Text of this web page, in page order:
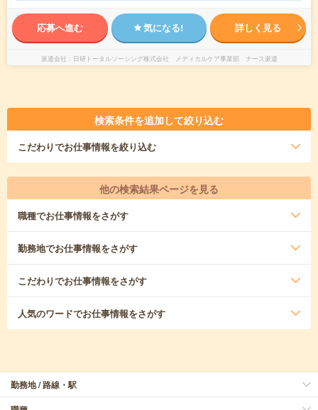
応募へ進む 気になる! 詳しく見る
派遣会社 日研トータルソーシング株式会社 メディカルケア事業部 ナース派遣
検索条件を追加して絞り込む
こだわりでお仕事情報を絞り込む
他の検索結果ページを見る
職種でお仕事情報をさがす
勤務地でお仕事情報をさがす
こだわりでお仕事情報をさがす
人気のワードでお仕事情報をさがす
勤務地 / 路線・駅